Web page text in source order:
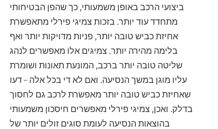
ביצועי הרכב באופן משמעותי, כך שהפן הבטיחותי
מתחדד עוד יותר. בזכות צמיגי פירלי מתאפשרת
אחיזת כביש טובה יותר, פניות מדויקות יותר ואף
בלימה מהירה יותר. צמיגים אלו מאפשרים לנהג
שליטה טובה יותר ברכב, המונעת תאונות ושומרת
עליו מוגן במשך הנסיעה. ואם לא די בכל אלה – דעו
שאחיזת כביש טובה יותר מאפשרת לרכב גם לחסוך
בדלק. ואכן, צמיגי פירלי מאפשרים חיסכון משמעותי
בהוצאות הנסיעה לעומת סוגים זולים יותר של